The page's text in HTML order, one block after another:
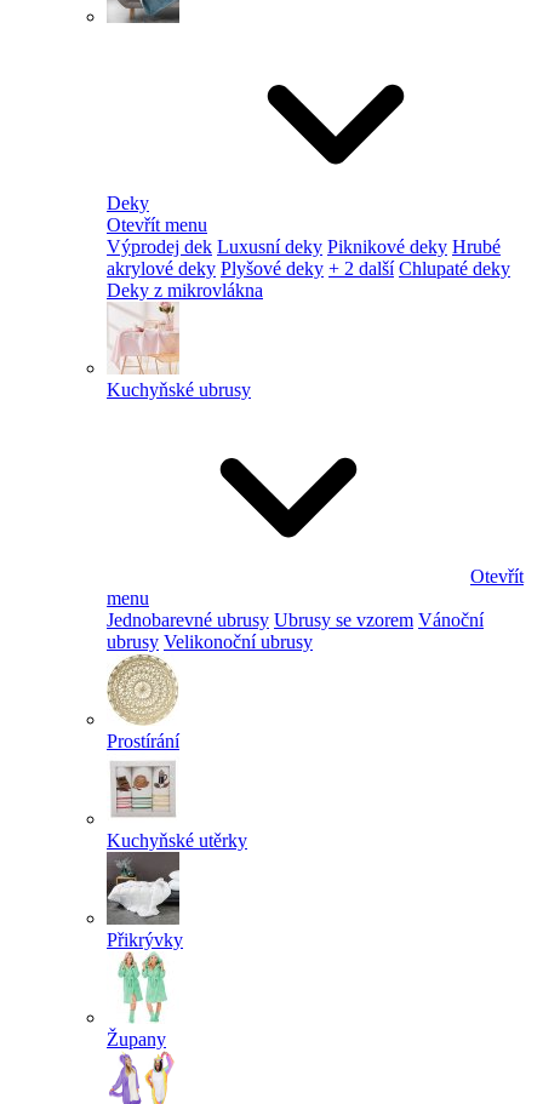
Deky
Otevřít menu
Výprodej dek Luxusní deky Piknikové deky Hrubé
akrylové deky Plyšové deky + 2 další Chlupaté deky
Deky z mikrovlákna
Kuchyňské ubrusy
Otevřít
menu
Jednobarevné ubrusy Ubrusy se vzorem Vánoční
ubrusy Velikonoční ubrusy
Prostírání
Kuchyňské utěrky
Přikrývky
Župany